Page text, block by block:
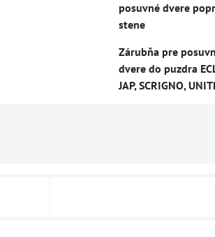
posuvné dvere
stene
Zárubňa pre
dvere do puzdra
JAP, SCRIGNO,